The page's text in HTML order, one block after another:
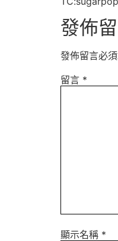
發佈
發佈留言必
留言 *
顯示名稱 *